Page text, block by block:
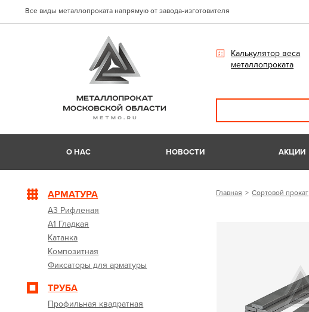
Все виды металлопроката напрямую от завода-изготовителя
Калькулятор веса
металлопроката
О НАС НОВОСТИ АКЦИИ
АРМАТУРА
А3 Рифленая
А1 Гладкая
Катанка
Композитная
Фиксаторы для арматуры
ТРУБА
Профильная квадратная
Главная Сортовой прокат